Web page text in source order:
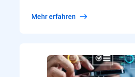
Mehr erfahren